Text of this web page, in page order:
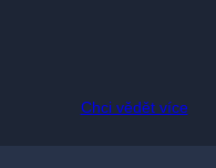
Chci vědět více